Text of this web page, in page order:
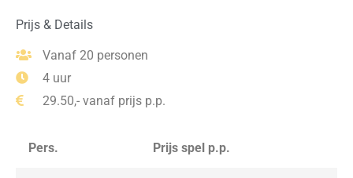
Prijs & Details
Vanaf 20 personen
4 uur
29.50,- vanaf prijs p.p.
Pers. Prijs spel p.p.